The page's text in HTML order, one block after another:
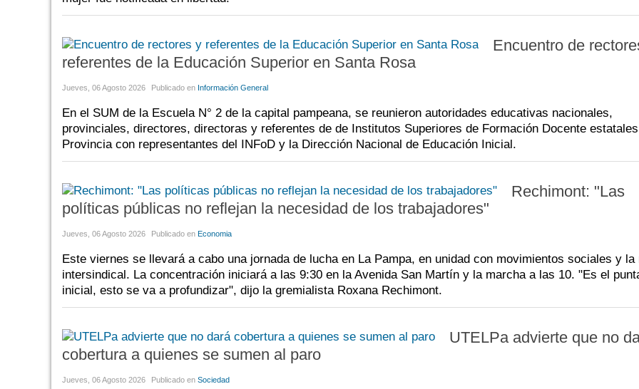
Encuentro de
referentes de la Educación Superior en Santa Rosa
Jueves, 06 Agosto 2026 Publicado en Información General
En el SUM de la Escuela N° 2 de la capital pampeana, se reunieron autoridades educativas nacionales,
provinciales, directores, directoras y referentes de de Institutos Superiores de Formación Docente
Provincia con representantes del INFoD y la Dirección Nacional de Educación Inicial.
Rechimont: "Las
políticas públicas no reflejan la necesidad de los trabajadores"
Jueves, 06 Agosto 2026 Publicado en Economia
Este viernes se llevará a cabo una jornada de lucha en La Pampa, en unidad con movimientos sociales y la
intersindical. La concentración iniciará a las 9:30 en la Avenida San Martín y la marcha a las 10. "Es el
inicial, esto se va a profundizar", dijo la gremialista Roxana Rechimont.
UTELPa advierte que no
cobertura a quienes se sumen al paro
Jueves, 06 Agosto 2026 Publicado en Sociedad